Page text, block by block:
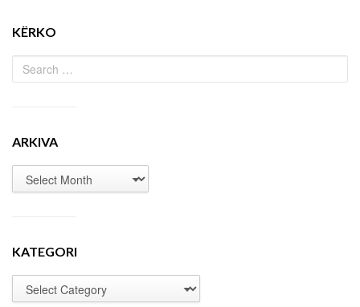
KËRKO
ARKIVA
KATEGORI